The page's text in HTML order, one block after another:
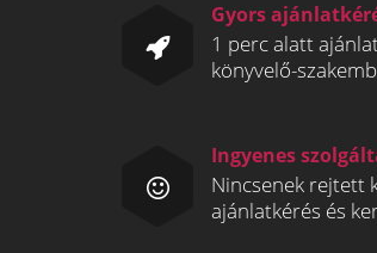
Gyors
1 perc alatt
könyvelő-
Ingyenes
Nincsenek rejtett
ajánlatkérés és